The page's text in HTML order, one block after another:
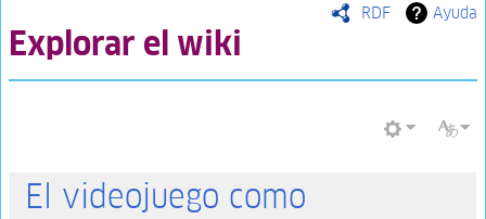
RDF Ayuda
Explorar el wiki
El videojuego como